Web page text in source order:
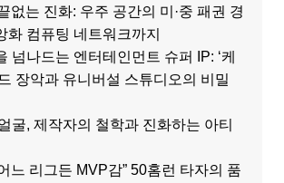
없는 진화: 우주 공간의 미·중 패권 경
화 컴퓨팅 네트워크까지
넘나드는 엔터테인먼트 슈퍼 IP: ‘케
장악과 유니버설 스튜디오의 비밀
굴, 제작자의 철학과 진화하는 아티
느 리그든 MVP감” 50홈런 타자의 품